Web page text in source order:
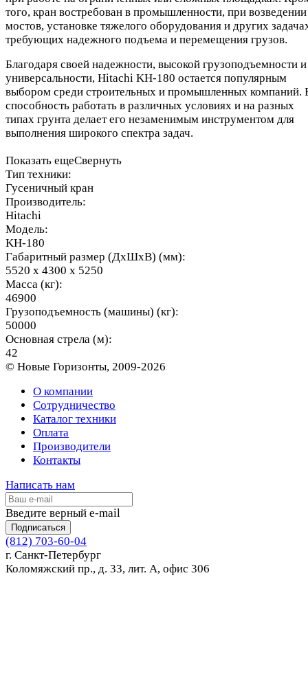
того, кран востребован в промышленности, при возведении
мостов, установке тяжелого оборудования и других
требующих надежного подъема и перемещения грузов.
Благодаря своей надежности, высокой грузоподъемности и
универсальности, Hitachi KH-180 остается популярным
выбором среди строительных и промышленных компаний.
способность работать в различных условиях и на разных
типах грунта делает его незаменимым инструментом для
выполнения широкого спектра задач.
Показать ещеСвернуть
Тип техники:
Гусеничный кран
Производитель:
Hitachi
Модель:
KH-180
Габаритный размер (ДхШхВ) (мм):
5520 х 4300 х 5250
Масса (кг):
46900
Грузоподъемность (машины) (кг):
50000
Основная стрела (м):
42
© Новые Горизонты, 2009-2026
О компании
Сотрудничество
Каталог техники
Оплата
Производители
Контакты
Написать нам
Введите верный e-mail
Подписаться
(812) 703-60-04
г. Санкт-Петербург
Коломяжский пр., д. 33, лит. А, офис 306